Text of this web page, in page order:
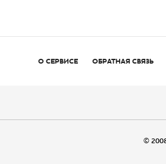
О СЕРВИСЕ ОБРАТНАЯ СВЯЗЬ
©